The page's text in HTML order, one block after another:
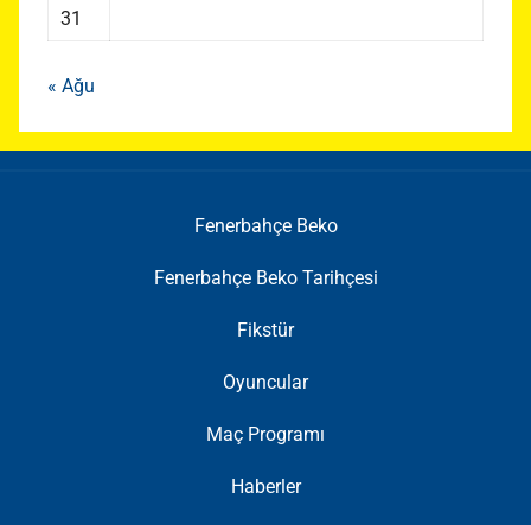
31
« Ağu
Fenerbahçe Beko
Fenerbahçe Beko Tarihçesi
Fikstür
Oyuncular
Maç Programı
Haberler